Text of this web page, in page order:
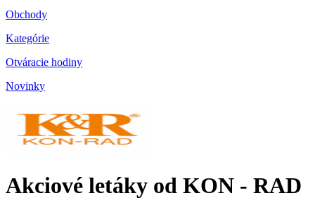
Obchody
Kategórie
Otváracie hodiny
Novinky
Akciové letáky od KON - RAD